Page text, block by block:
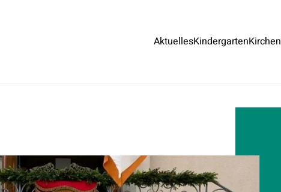
AktuellesKindergartenKirchen